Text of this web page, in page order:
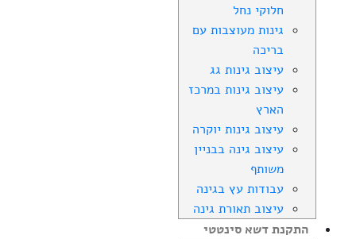
חלוקי נחל
גינות מעוצבות עם
בריכה
עיצוב גינות גג
עיצוב גינות במרכז
הארץ
עיצוב גינות יוקרה
עיצוב גינה בבניין
משותף
עבודות עץ בגינה
עיצוב תאורת גינה
התקנת דשא סינטטי